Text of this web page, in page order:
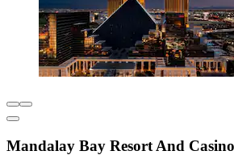
Mandalay Bay Resort And Casino